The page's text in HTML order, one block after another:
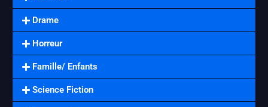
Drame
Horreur
Famille/ Enfants
Science Fiction